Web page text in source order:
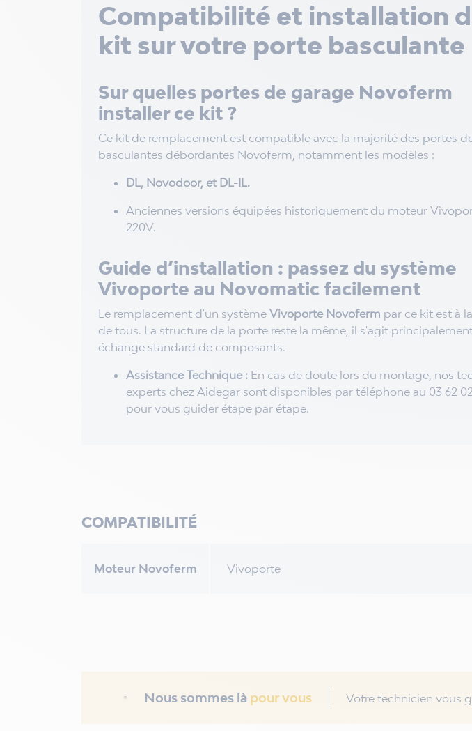
Compatibilité et installation
kit sur votre porte basculante
Sur quelles portes de garage Novoferm
installer ce kit ?
Ce kit de remplacement est compatible avec la majorité des portes
basculantes débordantes Novoferm, notamment les modèles :
DL, Novodoor, et DL-IL.
Anciennes versions équipées historiquement du moteur
220V.
Guide d’installation : passez du système
Vivoporte au Novomatic facilement
Le remplacement d'un système Vivoporte Novoferm par ce kit est à
de tous. La structure de la porte reste la même, il s'agit
échange standard de composants.
Assistance Technique : En cas de doute lors du montage, nos
experts chez Aidegar sont disponibles par téléphone au 03 62
pour vous guider étape par étape.
COMPATIBILITÉ
Moteur Novoferm Vivoporte
Nous sommes là pour vous Votre technicien vous